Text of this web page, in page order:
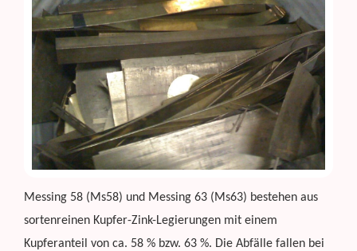
Messing 58 (Ms58) und Messing 63 (Ms63) bestehen aus
sortenreinen Kupfer-Zink-Legierungen mit einem
Kupferanteil von ca. 58 % bzw. 63 %. Die Abfälle fallen bei